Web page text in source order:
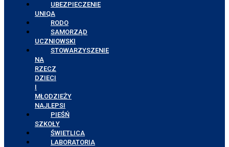
UBEZPIECZENIE
UNIQA
RODO
SAMORZĄD
UCZNIOWSKI
STOWARZYSZENIE
NA
RZECZ
DZIECI
I
MŁODZIEŻY
NAJLEPSI
PIEŚŃ
SZKOŁY
ŚWIETLICA
LABORATORIA